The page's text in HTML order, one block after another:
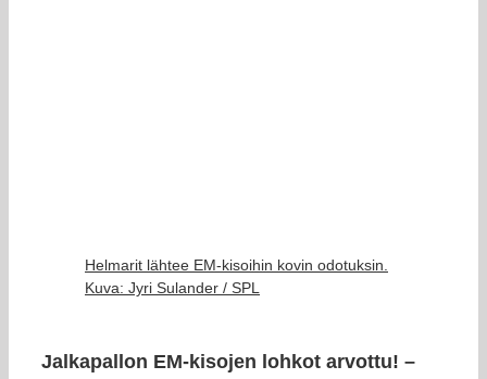
Helmarit lähtee EM-kisoihin kovin odotuksin.
Kuva: Jyri Sulander / SPL
Jalkapallon EM-kisojen lohkot arvottu! –